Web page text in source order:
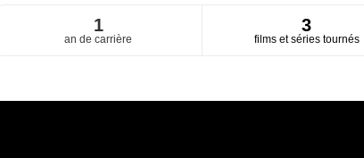
1
an de carrière
3
films et séries tournés